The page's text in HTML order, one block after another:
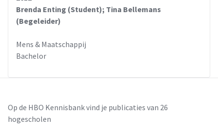
Brenda Enting (Student); Tina Bellemans
(Begeleider)
Mens & Maatschappij
Bachelor
Op de HBO Kennisbank vind je publicaties van 26
hogescholen